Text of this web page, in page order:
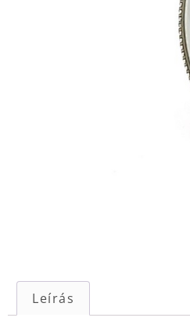
Leírás